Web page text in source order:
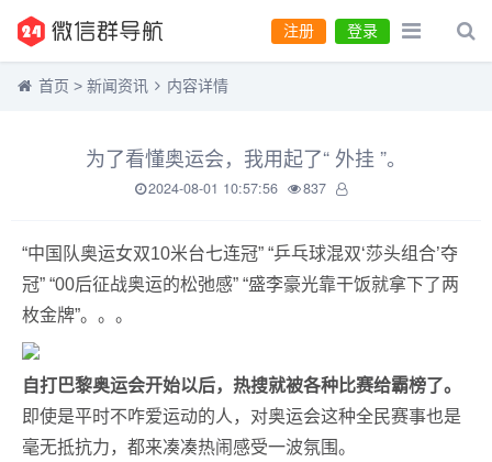
登录
注册
首页 > 新闻资讯 内容详情
为了看懂奥运会，我用起了“ 外挂 ”。
2024-08-01 10:57:56 837
“中国队奥运女双10米台七连冠” “乒乓球混双‘莎头组合’夺
冠” “00后征战奥运的松弛感” “盛李豪光靠干饭就拿下了两
枚金牌”。。。
自打巴黎奥运会开始以后，热搜就被各种比赛给霸榜了。
即使是平时不咋爱运动的人，对奥运会这种全民赛事也是
毫无抵抗力，都来凑凑热闹感受一波氛围。